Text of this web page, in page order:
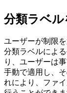
分類ラベ
ユーザーが制限
分類ラベルによ
り、ユーザーは
手動で適用し、
れにより、ファ